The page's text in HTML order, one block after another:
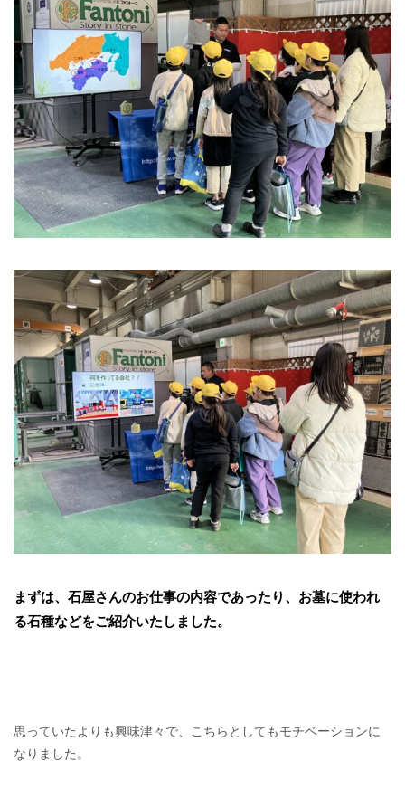
まずは、石屋さんのお仕事の内容であったり、お墓に使われ
る石種などをご紹介いたしました。
思っていたよりも興味津々で、こちらとしてもモチベーションに
なりました。